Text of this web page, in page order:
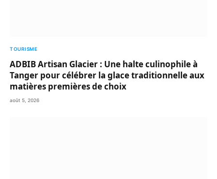
TOURISME
ADBIB Artisan Glacier : Une halte culinophile à
Tanger pour célébrer la glace traditionnelle aux
matières premières de choix
août 5, 2026